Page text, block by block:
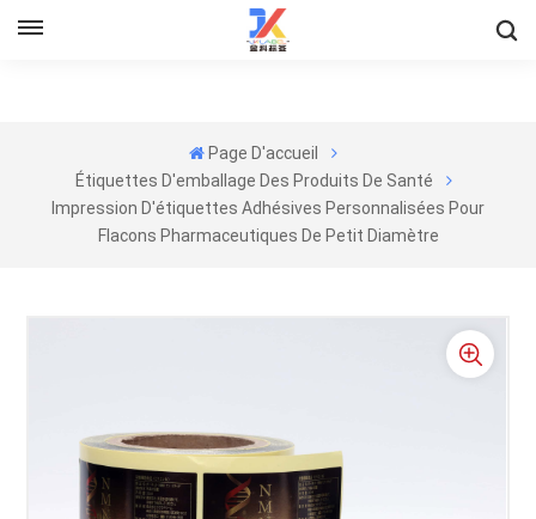
Page D'accueil
Étiquettes D'emballage Des Produits De Santé
Impression D'étiquettes Adhésives Personnalisées Pour
Flacons Pharmaceutiques De Petit Diamètre